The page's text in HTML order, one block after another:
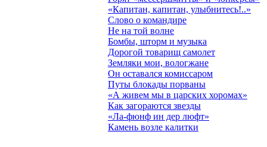
«Капитан, капитан, улыбнитесь!..»
Слово о командире
Не на той волне
Бомбы, шторм и музыка
Дорогой товарищ самолет
Земляки мои, вологжане
Он оставался комиссаром
Путы блокады порваны
«А живем мы в царских хоромах»
Как загораются звезды
«Ла-фюнф ин дер люфт»
Камень возле калитки